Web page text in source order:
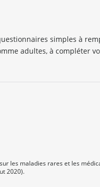
simples à
adultes, à compléter
les maladies rares et les
2020).